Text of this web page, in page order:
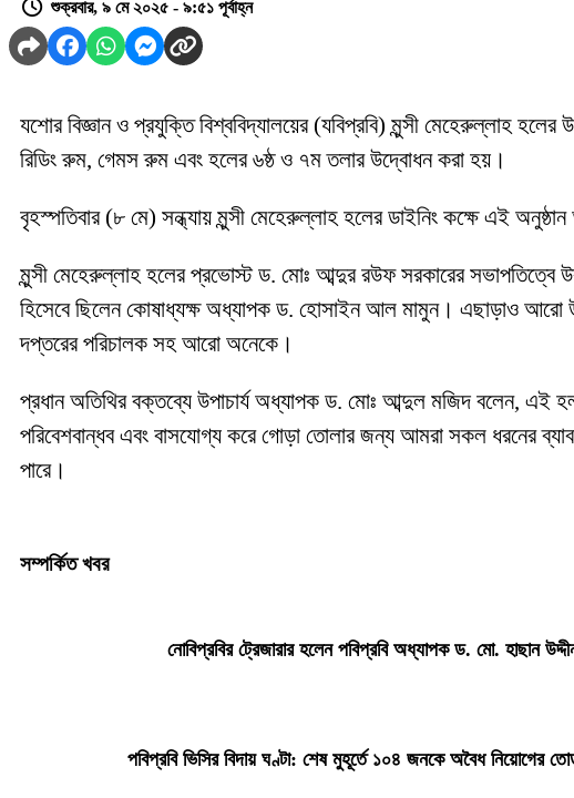
শুক্রবার, ৯ মে ২০২৫ - ৯:৫১ পূর্বাহ্ন
যশোর বিজ্ঞান ও প্রযুক্তি বিশ্ববিদ্যালয়ের (যবিপ্রবি) মুন্সী মেহেরুল্লাহ
রিডিং রুম, গেমস রুম এবং হলের ৬ষ্ঠ ও ৭ম তলার উদ্বোধন করা হয়।
বৃহস্পতিবার (৮ মে) সন্ধ্যায় মুন্সী মেহেরুল্লাহ হলের ডাইনিং কক্ষে এই
মুন্সী মেহেরুল্লাহ হলের প্রভোস্ট ড. মোঃ আব্দুর রউফ সরকারের সভাপতিত্বে
হিসেবে ছিলেন কোষাধ্যক্ষ অধ্যাপক ড. হোসাইন আল মামুন। এছাড়াও আরো
দপ্তরের পরিচালক সহ আরো অনেকে।
প্রধান অতিথির বক্তব্যে উপাচার্য অধ্যাপক ড. মোঃ আব্দুল মজিদ বলেন, এই
পরিবেশবান্ধব এবং বাসযোগ্য করে গোড়া তোলার জন্য আমরা সকল ধরনের
পারে।
সম্পর্কিত খবর
নোবিপ্রবির ট্রেজারার হলেন পবিপ্রবি অধ্যাপক ড. মো. হাছান
পবিপ্রবি ভিসির বিদায় ঘণ্টা: শেষ মুহূর্তে ১০৪ জনকে অবৈধ নিয়োগের